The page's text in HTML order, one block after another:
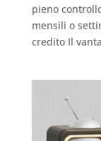
pieno
mensili o
credito Il